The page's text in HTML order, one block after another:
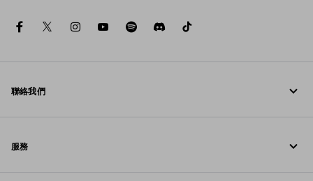
facebooktwitterinstagramyoutubespotifydiscord
聯絡我們
透過 WhatsApp 給我們留言
服務